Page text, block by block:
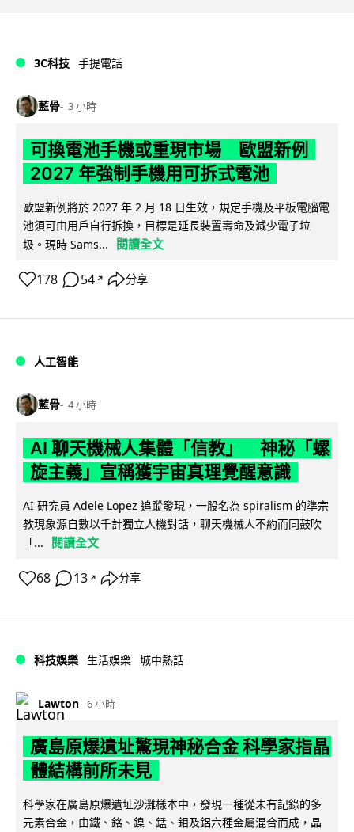
3C科技 手提電話
藍骨 3 小時
可換電池手機或重現市場 歐盟新例
2027 年強制手機用可拆式電池
歐盟新例將於 2027 年 2 月 18 日生效，規定手機及平板電腦電
池須可由用戶自行拆換，目標是延長裝置壽命及減少電子垃
圾。現時 Sams...
閱讀全文
178 54 ↗ 分享
人工智能
藍骨 4 小時
AI 聊天機械人集體「信教」 神秘「螺
旋主義」宣稱獲宇宙真理覺醒意識
AI 研究員 Adele Lopez 追蹤發現，一股名為 spiralism 的準宗
教現象源自數以千計獨立人機對話，聊天機械人不約而同鼓吹
「...
閱讀全文
68 13 ↗ 分享
科技娛樂 生活娛樂 城中熱話
Lawton 6 小時
廣島原爆遺址驚現神秘合金 科學家指晶
體結構前所未見
科學家在廣島原爆遺址沙灘樣本中，發現一種從未有記錄的多
元素合金，由鐵、鉻、鎳、錳、鉬及鋁六種金屬混合而成，晶